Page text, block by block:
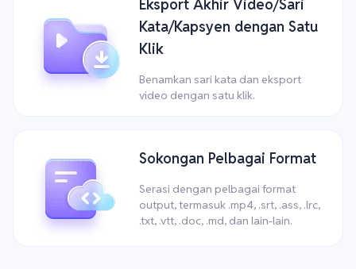
Eksport Akhir Video/Sari
Kata/Kapsyen dengan Satu
Klik
Benamkan sari kata dan eksport
video dengan satu klik.
Sokongan Pelbagai Format
Serasi dengan pelbagai format
output, termasuk .mp4, .srt, .ass, .lrc,
.txt, .vtt, .doc, .md, dan lain-lain.